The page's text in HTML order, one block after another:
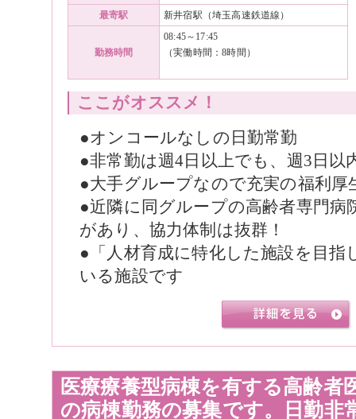
最寄駅
新井宿駅（埼玉高速鉄道線）
勤務時間
08:45～17:45
（実働時間：8時間）
ここがオススメ！
●オンコールなしの日勤常勤
●非常勤は週4日以上でも、週3日以
●大手グループなので充実の福利厚
●近隣に同グループの高齢者専門病
があり、協力体制は抜群！
●「人材育成に特化した施設を目指
いる施設です
医療療養型病棟を有する高齢者
の病棟勤務の募集です。日勤非